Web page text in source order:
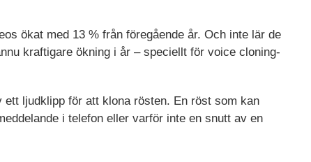
ökat med 13 % från föregående år. Och inte lär de
kraftigare ökning i år – speciellt för voice cloning-
ljudklipp för att klona rösten. En röst som kan
i telefon eller varför inte en snutt av en